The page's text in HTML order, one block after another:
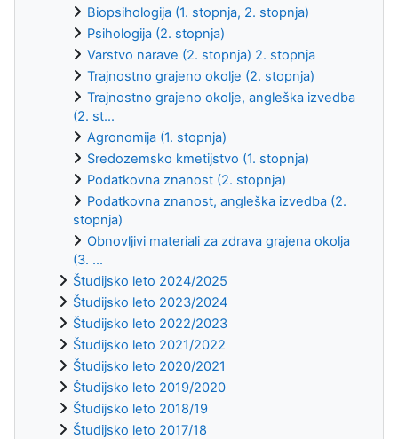
Biopsihologija (1. stopnja, 2. stopnja)
Psihologija (2. stopnja)
Varstvo narave (2. stopnja) 2. stopnja
Trajnostno grajeno okolje (2. stopnja)
Trajnostno grajeno okolje, angleška izvedba
(2. st...
Agronomija (1. stopnja)
Sredozemsko kmetijstvo (1. stopnja)
Podatkovna znanost (2. stopnja)
Podatkovna znanost, angleška izvedba (2.
stopnja)
Obnovljivi materiali za zdrava grajena okolja
(3. ...
Študijsko leto 2024/2025
Študijsko leto 2023/2024
Študijsko leto 2022/2023
Študijsko leto 2021/2022
Študijsko leto 2020/2021
Študijsko leto 2019/2020
Študijsko leto 2018/19
Študijsko leto 2017/18